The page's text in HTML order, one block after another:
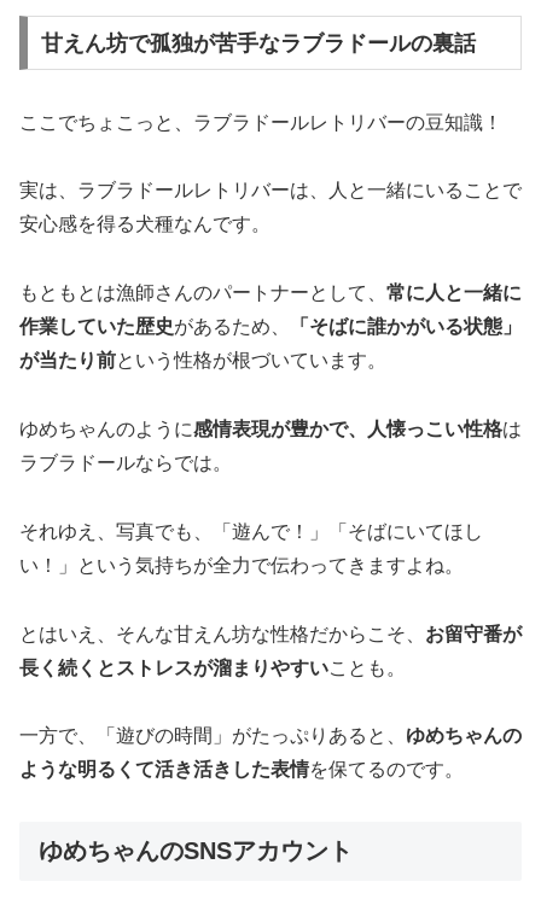
甘えん坊で孤独が苦手なラブラドールの裏話
ここでちょこっと、ラブラドールレトリバーの豆知識！
実は、ラブラドールレトリバーは、人と一緒にいることで
安心感を得る犬種なんです。
もともとは漁師さんのパートナーとして、 常に人と一緒に
作業していた歴史があるため、
「そばに誰かがいる状態」
が当たり前という性格が根づいています。
ゆめちゃんのように感情表現が豊かで、人懐っこい性格は
ラブラドールならでは。
それゆえ、写真でも、「遊んで！」「そばにいてほし
い！」という気持ちが全力で伝わってきますよね。
とはいえ、そんな甘えん坊な性格だからこそ、 お留守番が
長く続くとストレスが溜まりやすいことも。
一方で、「遊びの時間」がたっぷりあると、 ゆめちゃんの
ような明るくて活き活きした表情を保てるのです。
ゆめちゃんのSNSアカウント